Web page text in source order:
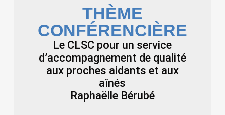
THÈME
CONFÉRENCIÈRE
Le CLSC pour un service
d’accompagnement de qualité
aux proches aidants et aux
aînés
Raphaëlle Bérubé